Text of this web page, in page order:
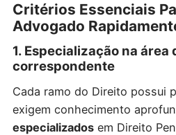
Critérios Essenciais
Advogado
1. Especialização na área
correspondente
Cada ramo do Direito possui
exigem conhecimento
especializadosem Direito